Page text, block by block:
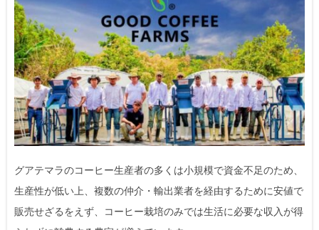
グアテマラのコーヒー生産者の多くは小規模で資金不足のため、
生産性が低い上、複数の仲介・輸出業者を経由するために安値で
販売せざるをえず、コーヒー栽培のみでは生活に必要な収入が得